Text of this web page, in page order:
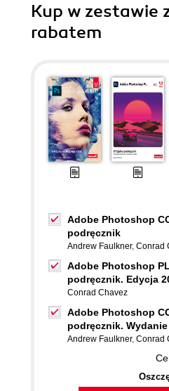
Kup w zestawie
rabatem
Adobe Photoshop
podręcznik
Andrew Faulkner, Conrad
Adobe Photoshop
podręcznik. Edycja
Conrad Chavez
Adobe Photoshop
podręcznik. Wydanie
Andrew Faulkner, Conrad